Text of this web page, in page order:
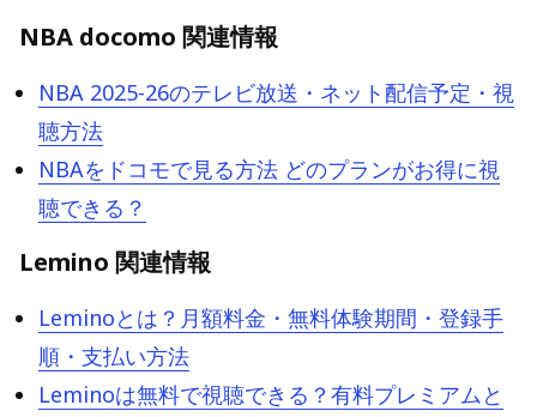
NBA docomo 関連情報
NBA 2025-26のテレビ放送・ネット配信予定・視
聴方法
NBAをドコモで見る方法 どのプランがお得に視
聴できる？
Lemino 関連情報
Leminoとは？月額料金・無料体験期間・登録手
順・支払い方法
Leminoは無料で視聴できる？有料プレミアムと